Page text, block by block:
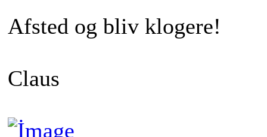
Afsted og bliv klogere!
Claus